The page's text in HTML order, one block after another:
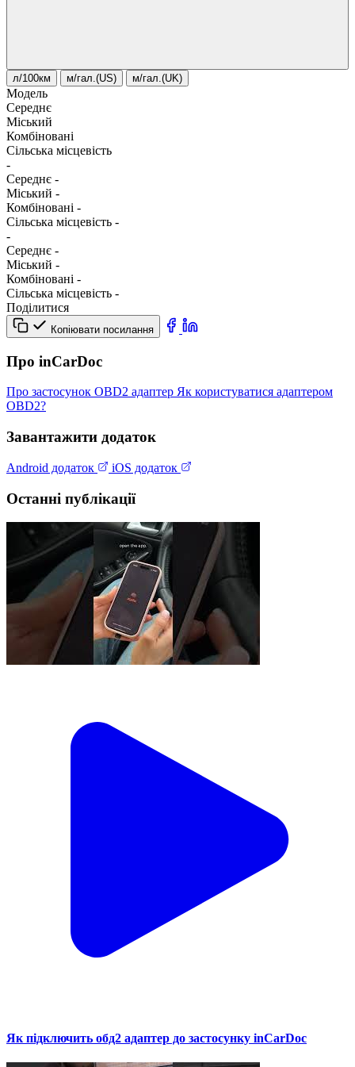
л/100км м/гал.(US) м/гал.(UK)
Модель
Середнє
Міський
Комбіновані
Сільська місцевість
-
Середнє -
Міський -
Комбіновані -
Сільська місцевість -
-
Середнє -
Міський -
Комбіновані -
Сільська місцевість -
Поділитися
Копіювати посилання
Про inCarDoc
Про застосунок OBD2 адаптер Як користуватися адаптером
OBD2?
Завантажити додаток
Android додаток iOS додаток
Останні публікації
Як підключить обд2 адаптер до застосунку inCarDoc